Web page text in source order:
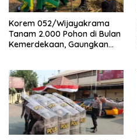
Korem 052/Wijayakrama
Tanam 2.000 Pohon di Bulan
Kemerdekaan, Gaungkan